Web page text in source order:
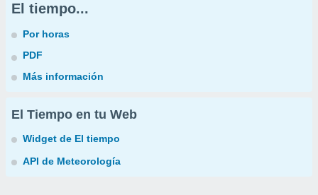
El tiempo...
Por horas
PDF
Más información
El Tiempo en tu Web
Widget de El tiempo
API de Meteorología